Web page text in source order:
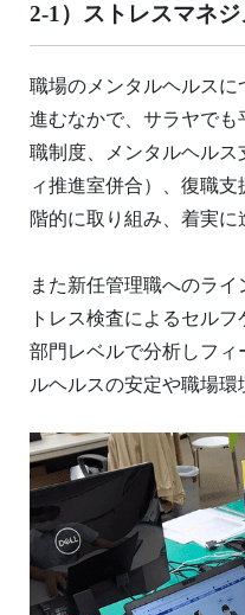
2-1）ストレスマネジ
職場のメンタルヘルスに
進むなかで、サラヤでも
職制度、メンタルヘル
ィ推進室併合）、復職
階的に取り組み、着実に
また新任管理職へのラ
トレス検査によるセル
部門レベルで分析しフィ
ルヘルスの安定や職場環